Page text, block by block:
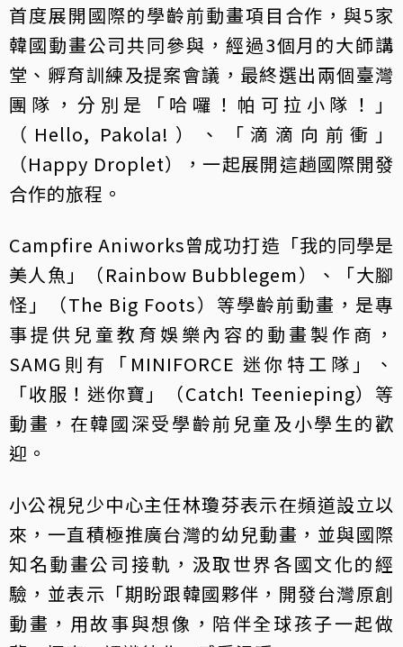
首度展開國際的學齡前動畫項目合作，與5家
韓國動畫公司共同參與，經過3個月的大師講
堂、孵育訓練及提案會議，最終選出兩個臺灣
團隊，分別是「哈囉！帕可拉小隊！」
（Hello, Pakola!）、「滴滴向前衝」
（Happy Droplet），一起展開這趟國際開發
合作的旅程。
Campfire Aniworks曾成功打造「我的同學是
美人魚」（Rainbow Bubblegem）、「大腳
怪」（The Big Foots）等學齡前動畫，是專
事提供兒童教育娛樂內容的動畫製作商，
SAMG則有「MINIFORCE 迷你特工隊」、
「收服！迷你寶」（Catch! Teenieping）等
動畫，在韓國深受學齡前兒童及小學生的歡
迎。
小公視兒少中心主任林瓊芬表示在頻道設立以
來，一直積極推廣台灣的幼兒動畫，並與國際
知名動畫公司接軌，汲取世界各國文化的經
驗，並表示「期盼跟韓國夥伴，開發台灣原創
動畫，用故事與想像，陪伴全球孩子一起做